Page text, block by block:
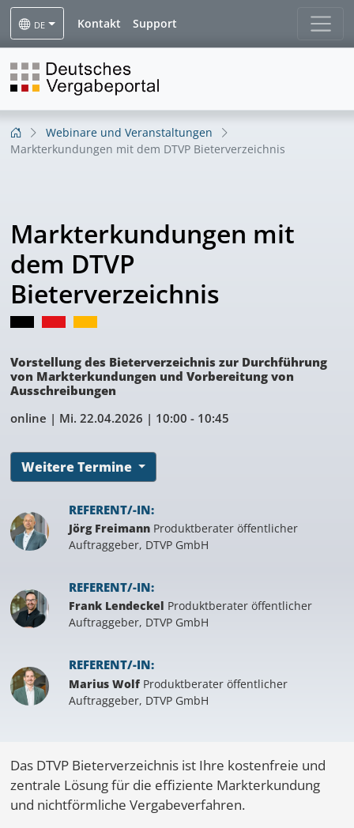
DE Kontakt Support
Webinare und Veranstaltungen
Markterkundungen mit dem DTVP Bieterverzeichnis
Markterkundungen mit
dem DTVP
Bieterverzeichnis
Vorstellung des Bieterverzeichnis zur Durchführung
von Markterkundungen und Vorbereitung von
Ausschreibungen
online | Mi. 22.04.2026 | 10:00 - 10:45
Weitere Termine
REFERENT/-IN:
Jörg Freimann Produktberater öffentlicher
Auftraggeber, DTVP GmbH
REFERENT/-IN:
Frank Lendeckel Produktberater öffentlicher
Auftraggeber, DTVP GmbH
REFERENT/-IN:
Marius Wolf Produktberater öffentlicher
Auftraggeber, DTVP GmbH
Das DTVP Bieterverzeichnis ist Ihre kostenfreie und
zentrale Lösung für die effiziente Markterkundung
und nichtförmliche Vergabeverfahren.